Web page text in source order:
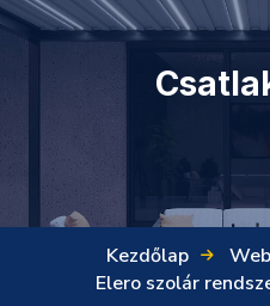
Kezdőlap
Elero szolár